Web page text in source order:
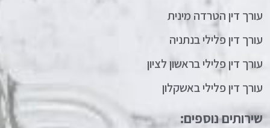
עורך דין הטרדה מינית
עורך דין פלילי בנתניה
עורך דין פלילי בראשון לציון
עורך דין פלילי באשקלון
שירותים נוספים: